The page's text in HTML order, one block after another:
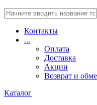
Контакты
...
Оплата
Доставка
Акции
Возврат и
Каталог